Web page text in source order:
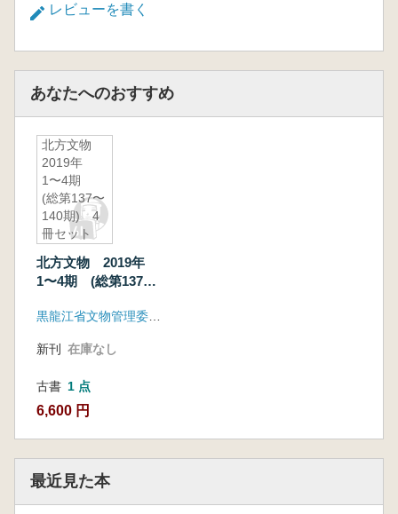
レビューを書く
あなたへのおすすめ
北方文物
2019年
1〜4期
(総第137〜
140期) 4
冊セット
北方文物 2019年
1〜4期 (総第137〜
黒龍江省文物管理委員会
新刊 在庫なし
古書 1 点
6,600 円
最近見た本